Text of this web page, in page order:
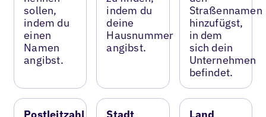
sollen,
indem du
einen
Namen
angibst.
indem du
deine
Hausnummer
angibst.
Straßennamen
hinzufügst,
in dem
sich dein
Unternehmen
befindet.
Postleitzahl
Stadt
Land